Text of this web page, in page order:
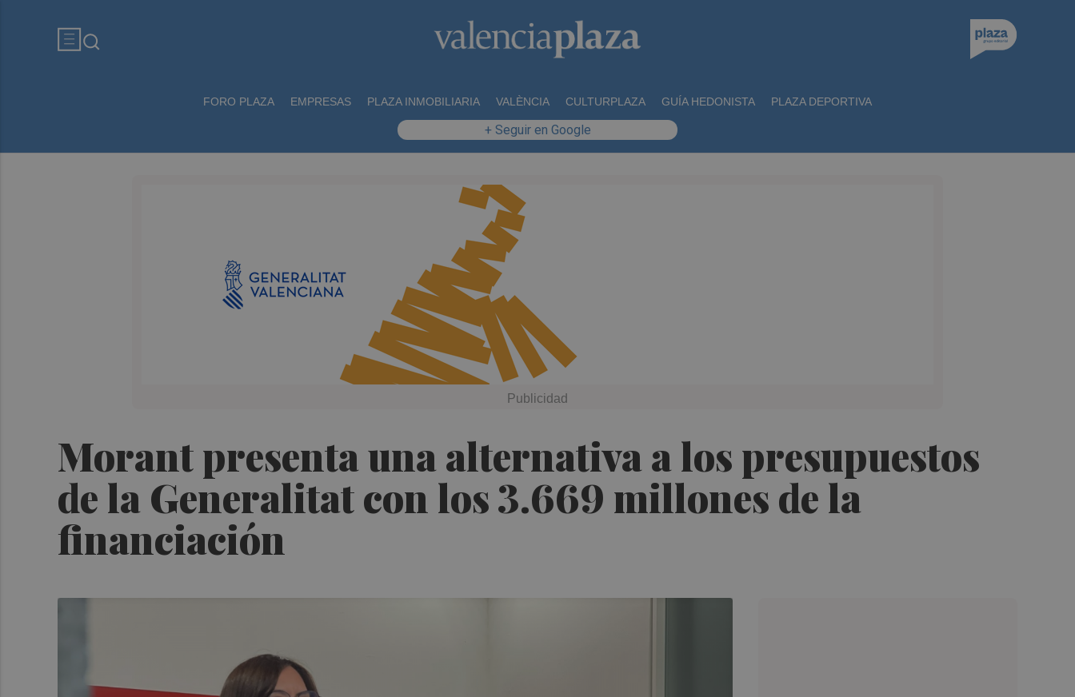
FORO PLAZA EMPRESAS PLAZA INMOBILIARIA VALÈNCIA CULTURPLAZA GUÍA HEDONISTA PLAZA DEPORTIVA
+ Seguir en Google
Morant presenta una alternativa a los presupuestos
de la Generalitat con los 3.669 millones de la
financiación